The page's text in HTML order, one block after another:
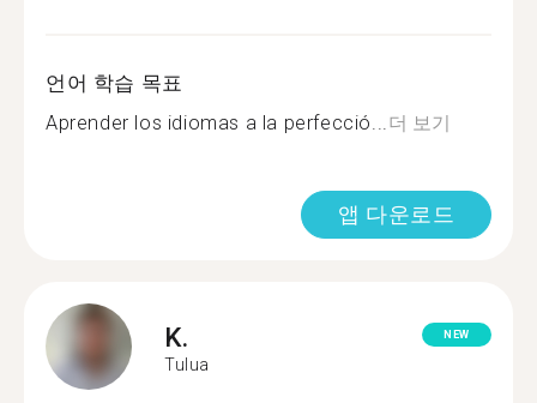
언어 학습 목표
Aprender los idiomas a la perfecció... 더 보기
앱 다운로드
K.
Tulua
NEW